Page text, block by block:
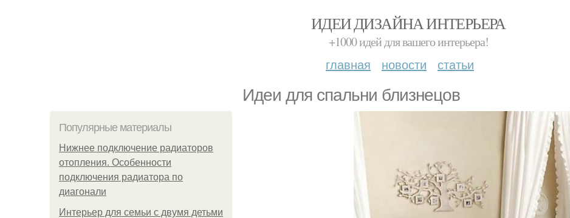
ИДЕИ ДИЗАЙНА ИНТЕРЬЕРА
+1000 идей для вашего интерьера!
главная новости статьи
Идеи для спальни близнецов
Популярные материалы
Нижнее подключение радиаторов
отопления. Особенности
подключения радиатора по
диагонали
Интерьер для семьи с двумя детьми